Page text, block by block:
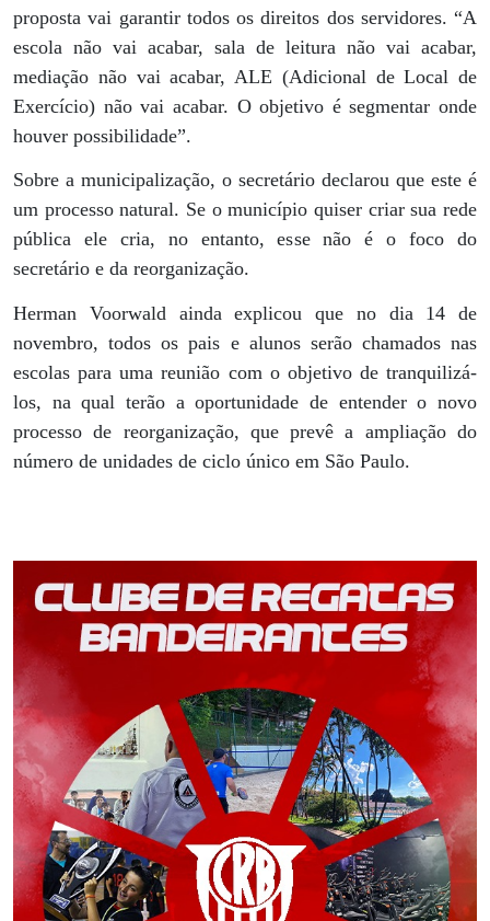
proposta vai garantir todos os direitos dos servidores. “A
escola não vai acabar, sala de leitura não vai acabar,
mediação não vai acabar, ALE (Adicional de Local de
Exercício) não vai acabar. O objetivo é segmentar onde
houver possibilidade”.
Sobre a municipalização, o secretário declarou que este é
um processo natural. Se o município quiser criar sua rede
pública ele cria, no entanto, esse não é o foco do
secretário e da reorganização.
Herman Voorwald ainda explicou que no dia 14 de
novembro, todos os pais e alunos serão chamados nas
escolas para uma reunião com o objetivo de tranquilizá-
los, na qual terão a oportunidade de entender o novo
processo de reorganização, que prevê a ampliação do
número de unidades de ciclo único em São Paulo.